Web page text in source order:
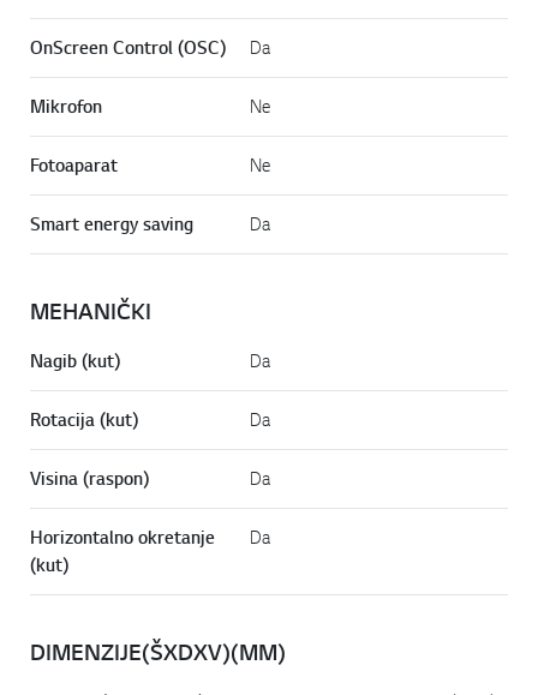
OnScreen Control (OSC) Da
Mikrofon Ne
Fotoaparat Ne
Smart energy saving Da
MEHANIČKI
Nagib (kut) Da
Rotacija (kut) Da
Visina (raspon) Da
Horizontalno okretanje
(kut)
Da
DIMENZIJE(ŠXDXV)(MM)